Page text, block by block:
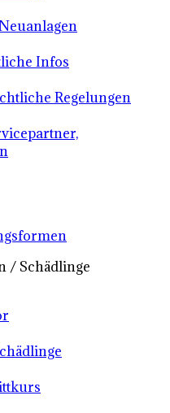
Infos
Regelungen
/ Schädlinge